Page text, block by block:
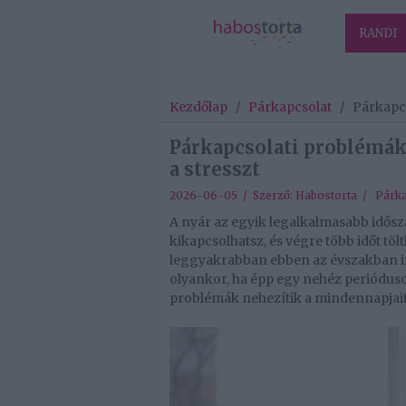
RANDI
Kezdőlap / Párkapcsolat /
Párkapcsolati
a stresszt
2026-06-05 / Szerző: Habostorta /
A nyár az egyik legalkalmasabb
kikapcsolhatsz, és végre több időt
leggyakrabban ebben az évszakban
olyankor, ha épp egy nehéz
problémák nehezítik a